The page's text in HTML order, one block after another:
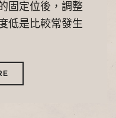
固定位後，調整
低是比較常發生